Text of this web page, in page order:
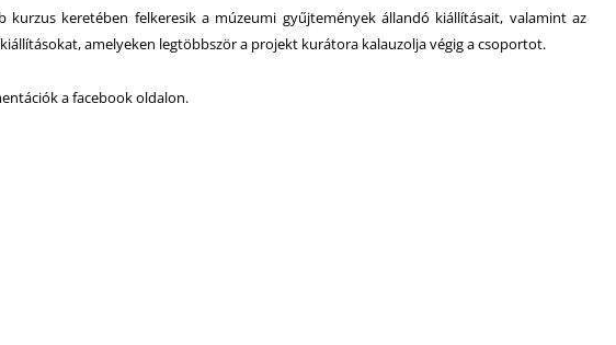
kurzus keretében felkeresik a múzeumi gyűjtemények állandó kiállításait, valamint az
amelyeken legtöbbször a projekt kurátora kalauzolja végig a csoportot.
a facebook oldalon.